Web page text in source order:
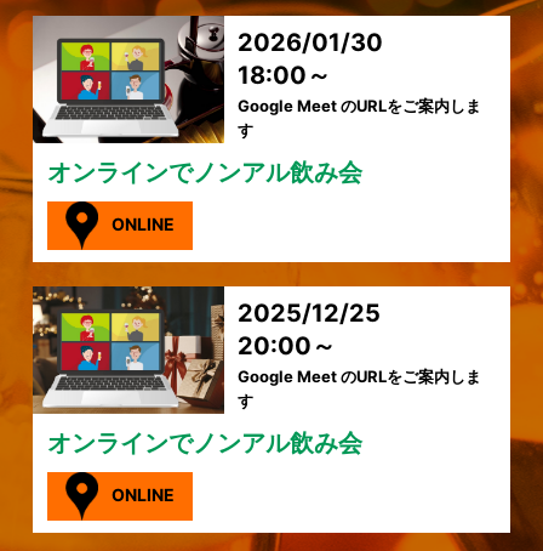
2026/01/30
18:00～
Google Meet のURLをご案内しま
す
オンラインでノンアル飲み会
ONLINE
2025/12/25
20:00～
Google Meet のURLをご案内しま
す
オンラインでノンアル飲み会
ONLINE